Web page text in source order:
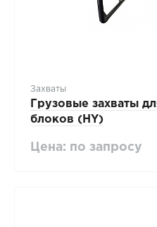
Захваты
Грузовые захваты
блоков (HY)
Цена: по запросу